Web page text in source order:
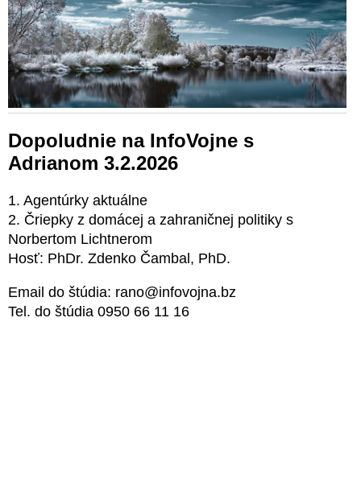
Dopoludnie na InfoVojne s
Adrianom 3.2.2026
1. Agentúrky aktuálne
2. Čriepky z domácej a zahraničnej politiky s
Norbertom Lichtnerom
Hosť: PhDr. Zdenko Čambal, PhD.
Email do štúdia: rano@infovojna.bz
Tel. do štúdia 0950 66 11 16